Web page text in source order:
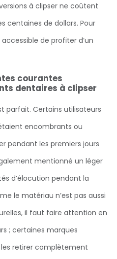
à clipser ne coûtent
centaines de dollars. Pour
de profiter d’un
courantes
dentaires à clipser
parfait. Certains utilisateurs
encombrants ou
pendant les premiers jours
mentionné un léger
d’élocution pendant la
le matériau n’est pas aussi
il faut faire attention en
; certaines marques
retirer complètement